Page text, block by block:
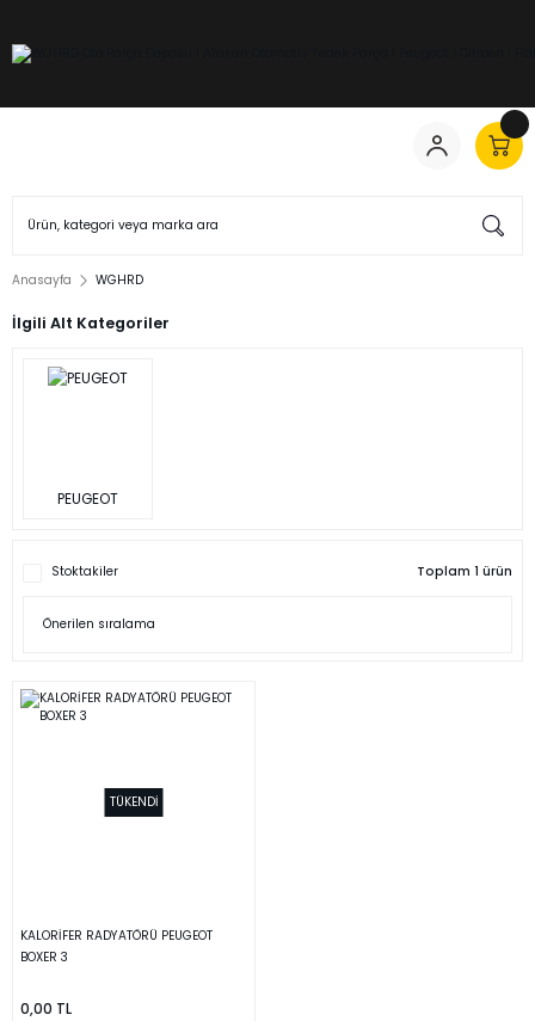
Anasayfa WGHRD
İlgili Alt Kategoriler
PEUGEOT
Stoktakiler Toplam 1 ürün
TÜKENDİ
KALORİFER RADYATÖRÜ PEUGEOT
BOXER 3
0,00 TL